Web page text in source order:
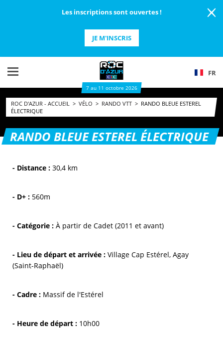
Les inscriptions sont ouvertes !
JE M'INSCRIS
FR
7 au 11 octobre 2026
ROC D'AZUR - ACCUEIL > VÉLO > RANDO VTT > RANDO BLEUE ESTEREL
ÉLECTRIQUE
RANDO BLEUE ESTEREL ÉLECTRIQUE
- Distance : 30,4 km
- D+ : 560m
- Catégorie : À partir de Cadet (2011 et avant)
- Lieu de départ et arrivée : Village Cap Estérel, Agay
(Saint-Raphaël)
- Cadre : Massif de l'Estérel
- Heure de départ : 10h00